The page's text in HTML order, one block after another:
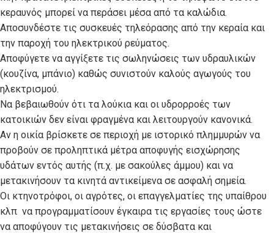
κεραυνός μπορεί να περάσει μέσα από τα καλώδια.
Αποσυνδέστε τις συσκευές τηλεόρασης από την κεραία και
την παροχή του ηλεκτρικού ρεύματος.
Αποφύγετε να αγγίξετε τις σωληνώσεις των υδραυλικών
(κουζίνα, μπάνιο) καθώς συνιστούν καλούς αγωγούς του
ηλεκτρισμού.
Να βεβαιωθούν ότι τα λούκια και οι υδρορροές των
κατοικιών δεν είναι φραγμένα και λειτουργούν κανονικά.
Αν η οικία βρίσκετε σε περιοχή με ιστορικό πλημμυρών να
προβούν σε προληπτικά μέτρα αποφυγής εισχώρησης
υδάτων εντός αυτής (π.χ. με σακούλες άμμου) και να
μετακινήσουν τα κινητά αντικείμενα σε ασφαλή σημεία.
Οι κτηνοτρόφοι, οι αγρότες, οι επαγγελματίες της υπαίθρου
κλπ να προγραμματίσουν έγκαιρα τις εργασίες τους ώστε
να αποφύγουν τις μετακινήσεις σε δύσβατα και